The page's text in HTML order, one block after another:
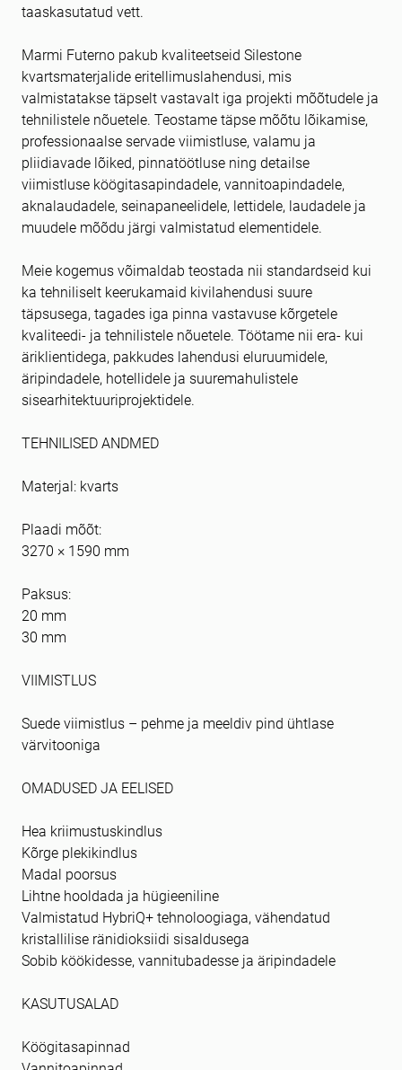
taaskasutatud vett.
Marmi Futerno pakub kvaliteetseid Silestone
kvartsmaterjalide eritellimuslahendusi, mis
valmistatakse täpselt vastavalt iga projekti mõõtudele ja
tehnilistele nõuetele. Teostame täpse mõõtu lõikamise,
professionaalse servade viimistluse, valamu ja
pliidiavade lõiked, pinnatöötluse ning detailse
viimistluse köögitasapindadele, vannitoapindadele,
aknalaudadele, seinapaneelidele, lettidele, laudadele ja
muudele mõõdu järgi valmistatud elementidele.
Meie kogemus võimaldab teostada nii standardseid kui
ka tehniliselt keerukamaid kivilahendusi suure
täpsusega, tagades iga pinna vastavuse kõrgetele
kvaliteedi- ja tehnilistele nõuetele. Töötame nii era- kui
äriklientidega, pakkudes lahendusi eluruumidele,
äripindadele, hotellidele ja suuremahulistele
sisearhitektuuriprojektidele.
TEHNILISED ANDMED
Materjal: kvarts
Plaadi mõõt:
3270 × 1590 mm
Paksus:
20 mm
30 mm
VIIMISTLUS
Suede viimistlus – pehme ja meeldiv pind ühtlase
värvitooniga
OMADUSED JA EELISED
Hea kriimustuskindlus
Kõrge plekikindlus
Madal poorsus
Lihtne hooldada ja hügieeniline
Valmistatud HybriQ+ tehnoloogiaga, vähendatud
kristallilise ränidioksiidi sisaldusega
Sobib köökidesse, vannitubadesse ja äripindadele
KASUTUSALAD
Köögitasapinnad